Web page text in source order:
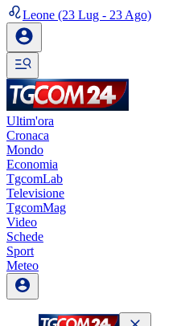
Leone (23 Lug - 23 Ago)
Ultim'ora
Cronaca
Mondo
Economia
TgcomLab
Televisione
TgcomMag
Video
Schede
Sport
Meteo